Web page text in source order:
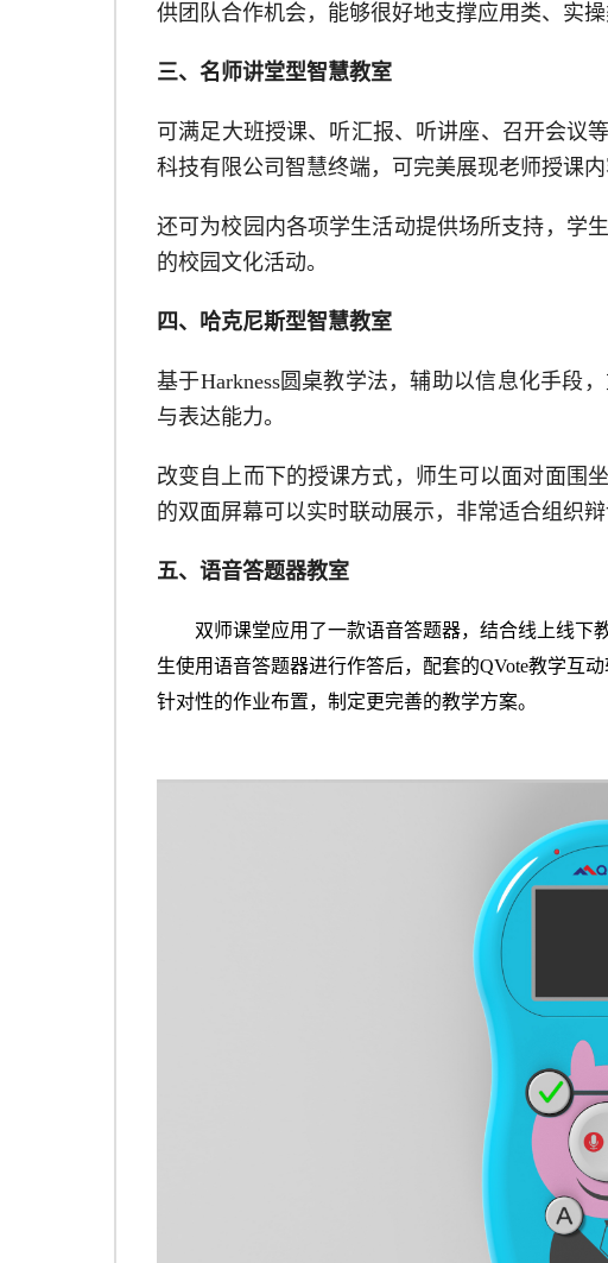
供团队合作机会，能够很好地支撑应用类、实操
三、名师讲堂型智慧教室
可满足大班授课、听汇报、听讲座、召开会议
科技有限公司 智慧终端，可完美展现老师授课
还可为校园内各项学生活动提供场所支持，学
的校园文化活动。
四、哈克尼斯型智慧教室
基于Harkness圆桌教学法，辅助以信息化手段
与表达能力。
改变自上而下的授课方式，师生可以面对面围
的双面屏幕可以实时联动展示，非常适合组织
五、语音答题器教室
双师课堂应用了一款语音答题器，结合线上线下
生使用语音答题器进行作答后，配套的QVote教学互
针对性的作业布置，制定更完善的教学方案。